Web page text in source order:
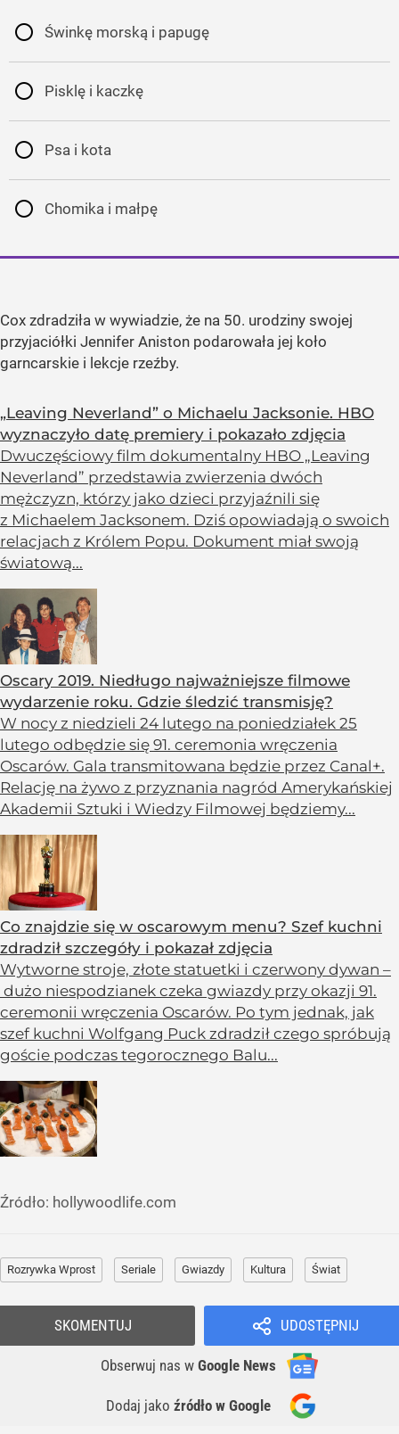
Świnkę morską i papugę
Pisklę i kaczkę
Psa i kota
Chomika i małpę
Cox zdradziła w wywiadzie, że na 50. urodziny swojej
przyjaciółki Jennifer Aniston podarowała jej koło
garncarskie i lekcje rzeźby.
„Leaving Neverland” o Michaelu Jacksonie. HBO
wyznaczyło datę premiery i pokazało zdjęcia
Dwuczęściowy film dokumentalny HBO „Leaving
Neverland” przedstawia zwierzenia dwóch
mężczyzn, którzy jako dzieci przyjaźnili się
z Michaelem Jacksonem. Dziś opowiadają o swoich
relacjach z Królem Popu. Dokument miał swoją
światową...
Oscary 2019. Niedługo najważniejsze filmowe
wydarzenie roku. Gdzie śledzić transmisję?
W nocy z niedzieli 24 lutego na poniedziałek 25
lutego odbędzie się 91. ceremonia wręczenia
Oscarów. Gala transmitowana będzie przez Canal+.
Relację na żywo z przyznania nagród Amerykańskiej
Akademii Sztuki i Wiedzy Filmowej będziemy...
Co znajdzie się w oscarowym menu? Szef kuchni
zdradził szczegóły i pokazał zdjęcia
Wytworne stroje, złote statuetki i czerwony dywan –
dużo niespodzianek czeka gwiazdy przy okazji 91.
ceremonii wręczenia Oscarów. Po tym jednak, jak
szef kuchni Wolfgang Puck zdradził czego spróbują
goście podczas tegorocznego Balu...
Źródło: hollywoodlife.com
Rozrywka Wprost Seriale Gwiazdy Kultura Świat
UDOSTĘPNIJ
Obserwuj nas w Google News
Dodaj jako źródło w Google
SKOMENTUJ